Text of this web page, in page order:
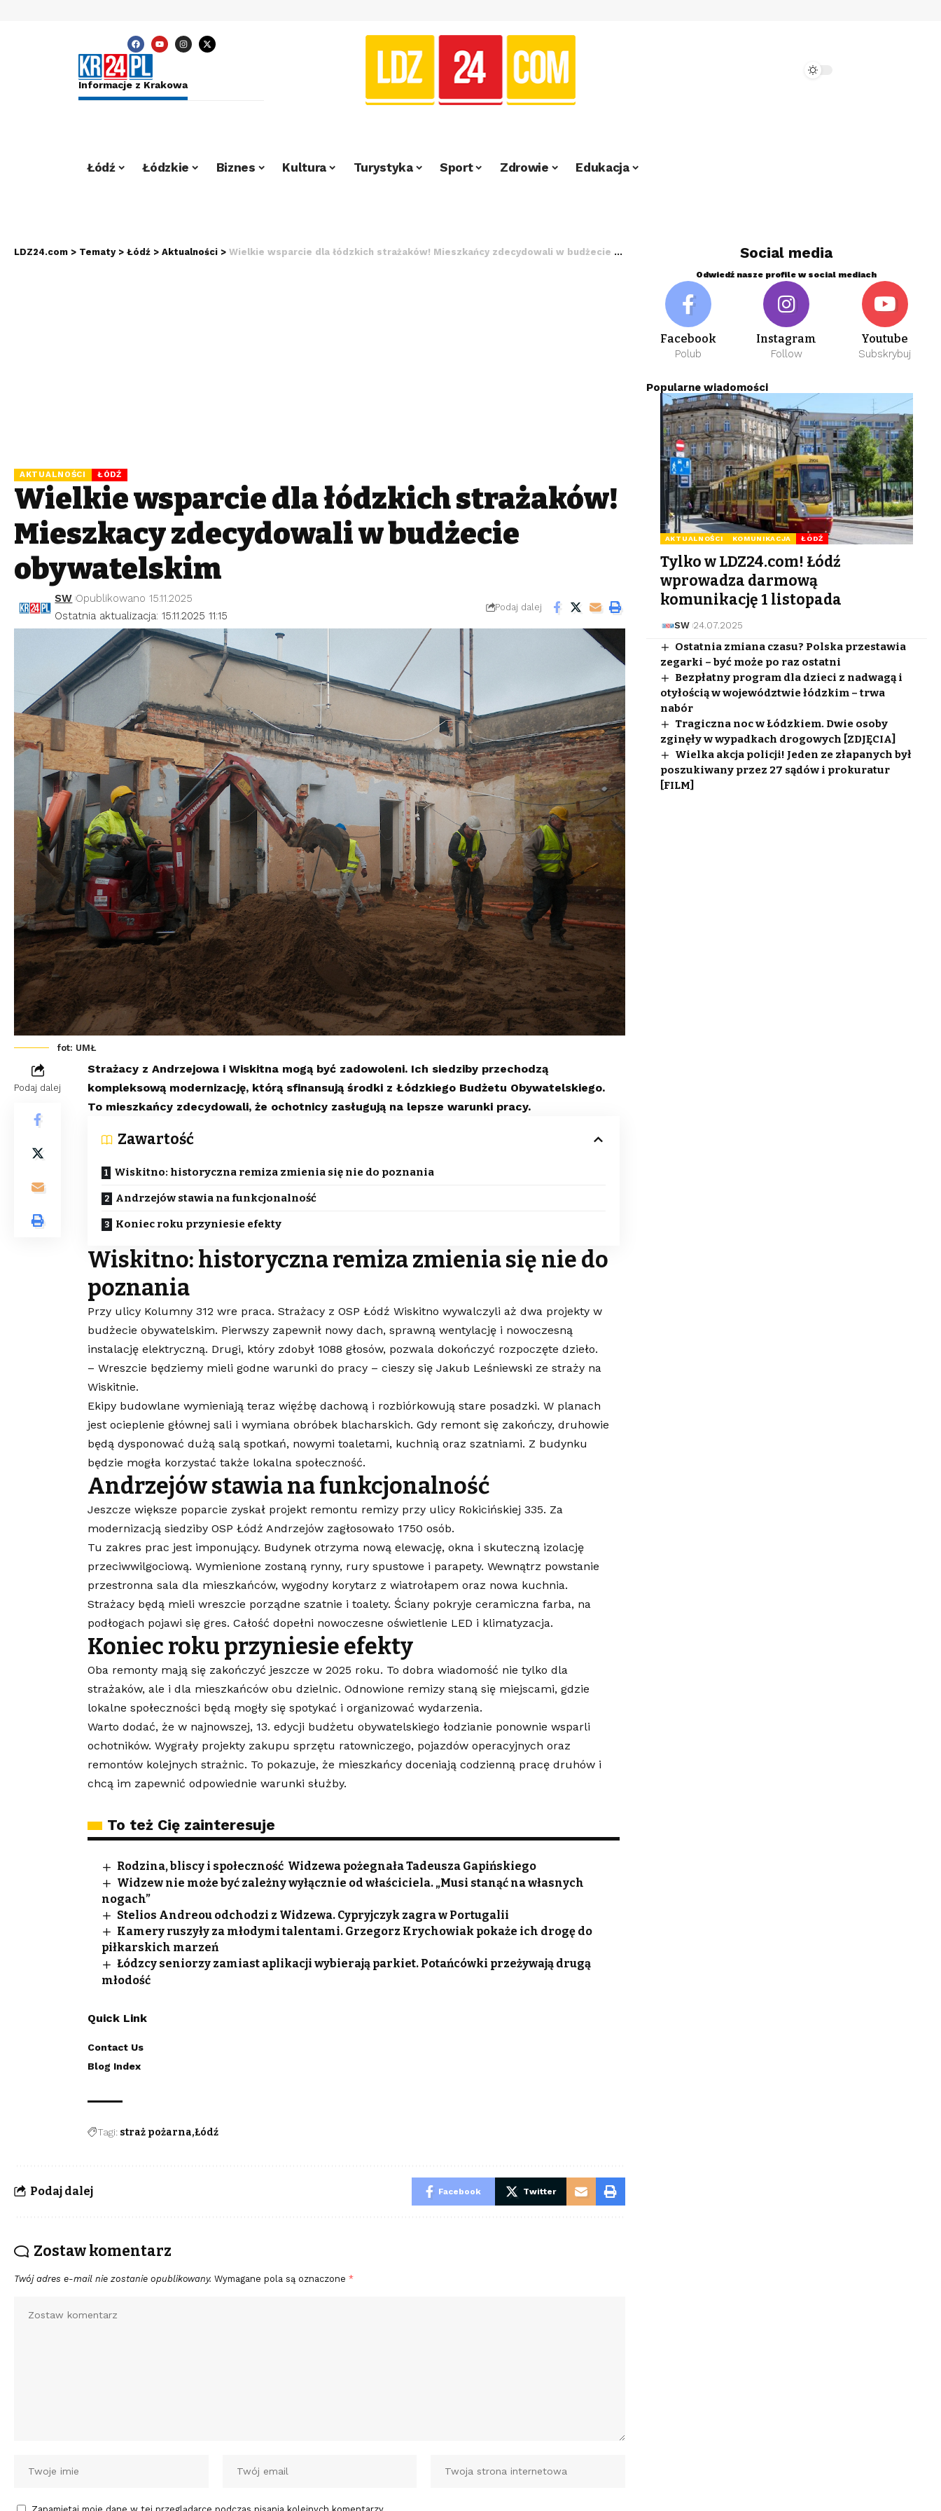
Informacje z Krakowa
Łódź Łódzkie Biznes Kultura Turystyka Sport Zdrowie Edukacja
LDZ24.com > Tematy> Łódź > Aktualności > Wielkie wsparcie dla łódzkich strażaków! Mieszkańcy zdecydowali w budżecie obywatelskim
AKTUALNOŚCI ŁÓDŹ
Wielkie wsparcie dla łódzkich strażaków!
Mieszkańcy zdecydowali w budżecie
obywatelskim
Ostatnia aktualizacja: 15.11.2025 11:15
SW Opublikowano 15.11.2025
Podaj dalej
fot: UMŁ
Podaj dalej
Strażacy z Andrzejowa i Wiskitna mogą być zadowoleni. Ich siedziby przechodzą
kompleksową modernizację, którą sfinansują środki z Łódzkiego Budżetu Obywatelskiego.
To mieszkańcy zdecydowali, że ochotnicy zasługują na lepsze warunki pracy.
Zawartość
Wiskitno: historyczna remiza zmienia się nie do poznania
Andrzejów stawia na funkcjonalność
Koniec roku przyniesie efekty
Wiskitno: historyczna remiza zmienia się nie do
poznania
Przy ulicy Kolumny 312 wre praca. Strażacy z OSP Łódź Wiskitno wywalczyli aż dwa projekty w
budżecie obywatelskim. Pierwszy zapewnił nowy dach, sprawną wentylację i nowoczesną
instalację elektryczną. Drugi, który zdobył 1088 głosów, pozwala dokończyć rozpoczęte dzieło.
– Wreszcie będziemy mieli godne warunki do pracy – cieszy się Jakub Leśniewski ze straży na
Wiskitnie.
Ekipy budowlane wymieniają teraz więźbę dachową i rozbiórkowują stare posadzki. W planach
jest ocieplenie głównej sali i wymiana obróbek blacharskich. Gdy remont się zakończy, druhowie
będą dysponować dużą salą spotkań, nowymi toaletami, kuchnią oraz szatniami. Z budynku
będzie mogła korzystać także lokalna społeczność.
Andrzejów stawia na funkcjonalność
Jeszcze większe poparcie zyskał projekt remontu remizy przy ulicy Rokicińskiej 335. Za
modernizacją siedziby OSP Łódź Andrzejów zagłosowało 1750 osób.
Tu zakres prac jest imponujący. Budynek otrzyma nową elewację, okna i skuteczną izolację
przeciwwilgociową. Wymienione zostaną rynny, rury spustowe i parapety. Wewnątrz powstanie
przestronna sala dla mieszkańców, wygodny korytarz z wiatrołapem oraz nowa kuchnia.
Strażacy będą mieli wreszcie porządne szatnie i toalety. Ściany pokryje ceramiczna farba, na
podłogach pojawi się gres. Całość dopełni nowoczesne oświetlenie LED i klimatyzacja.
Koniec roku przyniesie efekty
Oba remonty mają się zakończyć jeszcze w 2025 roku. To dobra wiadomość nie tylko dla
strażaków, ale i dla mieszkańców obu dzielnic. Odnowione remizy staną się miejscami, gdzie
lokalne społeczności będą mogły się spotykać i organizować wydarzenia.
Warto dodać, że w najnowszej, 13. edycji budżetu obywatelskiego łodzianie ponownie wsparli
ochotników. Wygrały projekty zakupu sprzętu ratowniczego, pojazdów operacyjnych oraz
remontów kolejnych strażnic. To pokazuje, że mieszkańcy doceniają codzienną pracę druhów i
chcą im zapewnić odpowiednie warunki służby.
To też Cię zainteresuje
Rodzina, bliscy i społeczność Widzewa pożegnała Tadeusza Gapińskiego
Widzew nie może być zależny wyłącznie od właściciela. „Musi stanąć na własnych
nogach”
Stelios Andreou odchodzi z Widzewa. Cypryjczyk zagra w Portugalii
Kamery ruszyły za młodymi talentami. Grzegorz Krychowiak pokaże ich drogę do
piłkarskich marzeń
Łódzcy seniorzy zamiast aplikacji wybierają parkiet. Potańcówki przeżywają drugą
młodość
Quick Link
Contact Us
Blog Index
Tagi: straż pożarna Łódź
Podaj dalej Facebook Twitter
Zostaw komentarz
Twój adres e-mail nie zostanie opublikowany. Wymagane pola są oznaczone *
Social media
Odwiedź nasze profile w social mediach
Facebook
Polub
Instagram
Follow
Youtube
Subskrybuj
Popularne wiadomości
AKTUALNOŚCI KOMUNIKACJA ŁÓDŹ
Tylko w LDZ24.com! Łódź
wprowadza darmową
komunikację 1 listopada
SW 24.07.2025
Ostatnia zmiana czasu? Polska przestawia
zegarki – być może po raz ostatni
Bezpłatny program dla dzieci z nadwagą i
otyłością w województwie łódzkim – trwa
nabór
Tragiczna noc w Łódzkiem. Dwie osoby
zginęły w wypadkach drogowych [ZDJĘCIA]
Wielka akcja policji! Jeden ze złapanych był
poszukiwany przez 27 sądów i prokuratur
[FILM]